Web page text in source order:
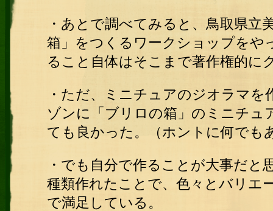
・あとで調べてみると、鳥取県立
箱」をつくるワークショップをや
ること自体はそこまで著作権的に
・ただ、ミニチュアのジオラマ
ゾンに「ブリロの箱」のミニチュ
ても良かった。（ホントに何でも
・でも自分で作ることが大事だ
種類作れたことで、色々とバリエ
で満足している。